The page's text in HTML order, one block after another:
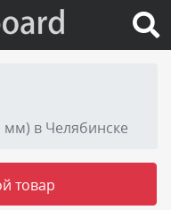
мм) в Челябинске
товар